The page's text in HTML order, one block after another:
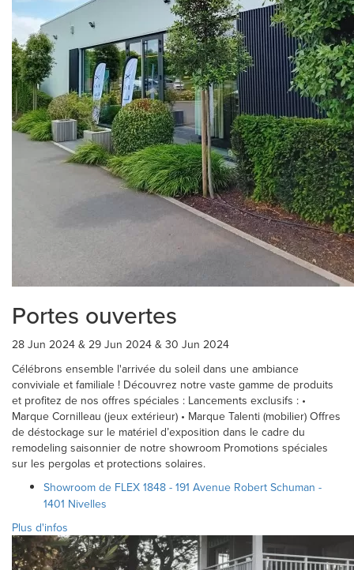
Portes ouvertes
28 Jun 2024 & 29 Jun 2024 & 30 Jun 2024
Célébrons ensemble l'arrivée du soleil dans une ambiance
conviviale et familiale ! Découvrez notre vaste gamme de produits
et profitez de nos offres spéciales : Lancements exclusifs : •
Marque Cornilleau (jeux extérieur) • Marque Talenti (mobilier) Offres
de déstockage sur le matériel d’exposition dans le cadre du
remodeling saisonnier de notre showroom Promotions spéciales
sur les pergolas et protections solaires.
Showroom de FLEX 1848 - 191 Avenue Robert Schuman -
1401 Nivelles
Plus d'infos